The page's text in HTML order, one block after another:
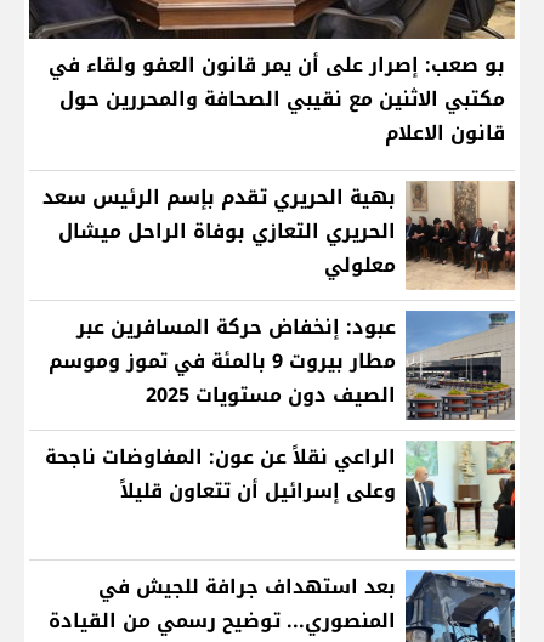
بو صعب: إصرار على أن يمر قانون العفو ولقاء في
مكتبي الاثنين مع نقيبي الصحافة والمحررين حول
قانون الاعلام
بهية الحريري تقدم بإسم الرئيس سعد
الحريري التعازي بوفاة الراحل ميشال
معلولي
عبود: إنخفاض حركة المسافرين عبر
مطار بيروت 9 بالمئة في تموز وموسم
الصيف دون مستويات 2025
الراعي نقلاً عن عون: المفاوضات ناجحة
وعلى إسرائيل أن تتعاون قليلاً
بعد استهداف جرافة للجيش في
المنصوري... توضيح رسمي من القيادة